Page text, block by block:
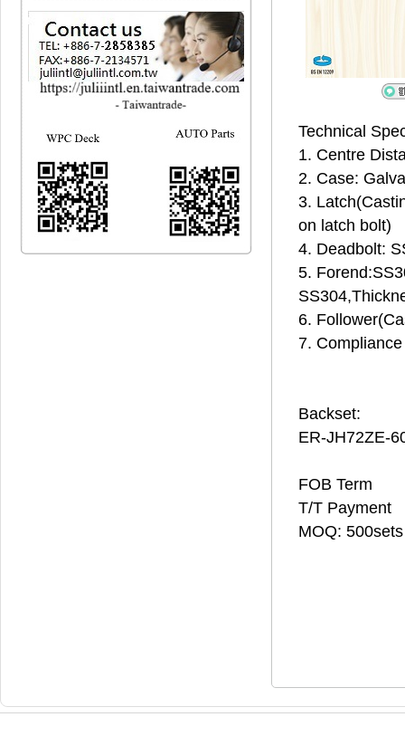
Technical
1. Centre
2. Case:
3.
on latch bolt)
4. Deadbolt:
5.
6.
7.
Backset:
ER-JH72ZE-
FOB Term
T/T Payment
MOQ: 500sets